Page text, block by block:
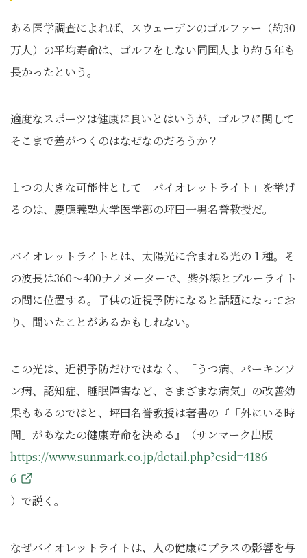
ある医学調査によれば、スウェーデンのゴルファー（約30
万人）の平均寿命は、ゴルフをしない同国人より約５年も
長かったという。
適度なスポーツは健康に良いとはいうが、ゴルフに関して
そこまで差がつくのはなぜなのだろうか？
１つの大きな可能性として「バイオレットライト」を挙げ
るのは、慶應義塾大学医学部の坪田一男名誉教授だ。
バイオレットライトとは、太陽光に含まれる光の１種。そ
の波長は360～400ナノメーターで、紫外線とブルーライト
の間に位置する。子供の近視予防になると話題になってお
り、聞いたことがあるかもしれない。
この光は、近視予防だけではなく、「うつ病、パーキンソ
ン病、認知症、睡眠障害など、さまざまな病気」の改善効
果もあるのではと、坪田名誉教授は著書の『「外にいる時
間」があなたの健康寿命を決める』（サンマーク出版
https://www.sunmark.co.jp/detail.php?csid=4186-
6
）で説く。
なぜバイオレットライトは、人の健康にプラスの影響を与